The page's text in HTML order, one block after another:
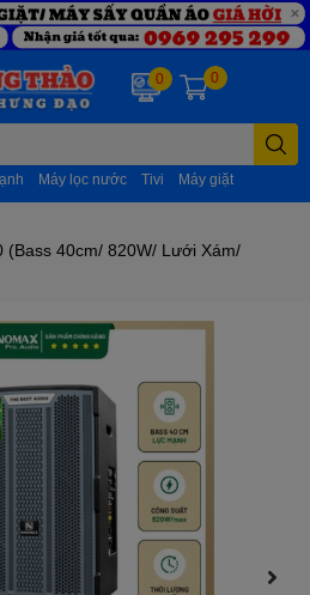
Máy lọc nước Tivi Máy giặt
0 0
(Bass 40cm/ 820W/ Lưới Xám/